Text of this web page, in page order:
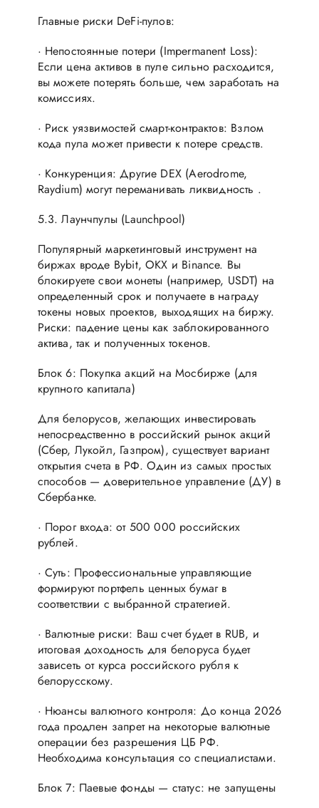
Главные риски DeFi-пулов:
· Непостоянные потери (Impermanent Loss):
Если цена активов в пуле сильно расходится,
вы можете потерять больше, чем заработать на
комиссиях.
· Риск уязвимостей смарт-контрактов: Взлом
кода пула может привести к потере средств.
· Конкуренция: Другие DEX (Aerodrome,
Raydium) могут переманивать ликвидность .
5.3. Лаунчпулы (Launchpool)
Популярный маркетинговый инструмент на
биржах вроде Bybit, OKX и Binance. Вы
блокируете свои монеты (например, USDT) на
определенный срок и получаете в награду
токены новых проектов, выходящих на биржу.
Риски: падение цены как заблокированного
актива, так и полученных токенов.
Блок 6: Покупка акций на Мосбирже (для
крупного капитала)
Для белорусов, желающих инвестировать
непосредственно в российский рынок акций
(Сбер, Лукойл, Газпром), существует вариант
открытия счета в РФ. Один из самых простых
способов — доверительное управление (ДУ) в
Сбербанке.
· Порог входа: от 500 000 российских
рублей.
· Суть: Профессиональные управляющие
формируют портфель ценных бумаг в
соответствии с выбранной стратегией.
· Валютные риски: Ваш счет будет в RUB, и
итоговая доходность для белоруса будет
зависеть от курса российского рубля к
белорусскому.
· Нюансы валютного контроля: До конца 2026
года продлен запрет на некоторые валютные
операции без разрешения ЦБ РФ.
Необходима консультация со специалистами.
Блок 7: Паевые фонды — статус: не запущены